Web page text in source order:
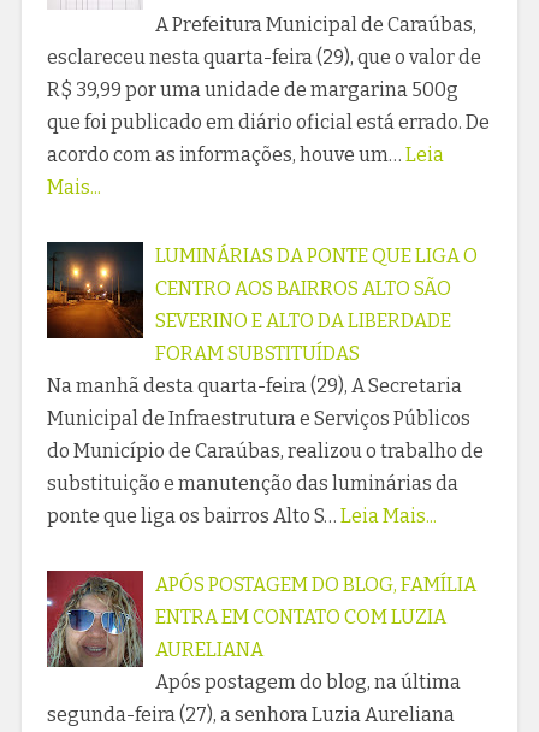
A Prefeitura Municipal de Caraúbas,
esclareceu nesta quarta-feira (29), que o valor de
R$ 39,99 por uma unidade de margarina 500g
que foi publicado em diário oficial está errado. De
acordo com as informações, houve um… Leia
Mais...
LUMINÁRIAS DA PONTE QUE LIGA O
CENTRO AOS BAIRROS ALTO SÃO
SEVERINO E ALTO DA LIBERDADE
FORAM SUBSTITUÍDAS
Na manhã desta quarta-feira (29), A Secretaria
Municipal de Infraestrutura e Serviços Públicos
do Município de Caraúbas, realizou o trabalho de
substituição e manutenção das luminárias da
ponte que liga os bairros Alto S… Leia Mais...
APÓS POSTAGEM DO BLOG, FAMÍLIA
ENTRA EM CONTATO COM LUZIA
AURELIANA
Após postagem do blog, na última
segunda-feira (27), a senhora Luzia Aureliana